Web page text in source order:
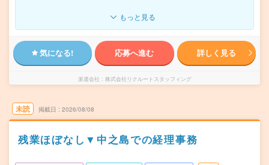
もっと見る
気になる! 応募へ進む 詳しく見る
派遣会社 株式会社リクルートスタッフィング
未読 掲載日 2026/08/08
残業ほぼなし▼中之島での経理事務